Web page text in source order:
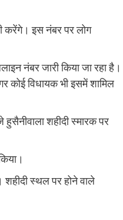
करेंगे। इस नंबर पर लोग
नंबर जारी किया जा रहा है।
कोई विधायक भी इसमें शामिल
शहीदी स्मारक पर
स्थल पर होने वाले